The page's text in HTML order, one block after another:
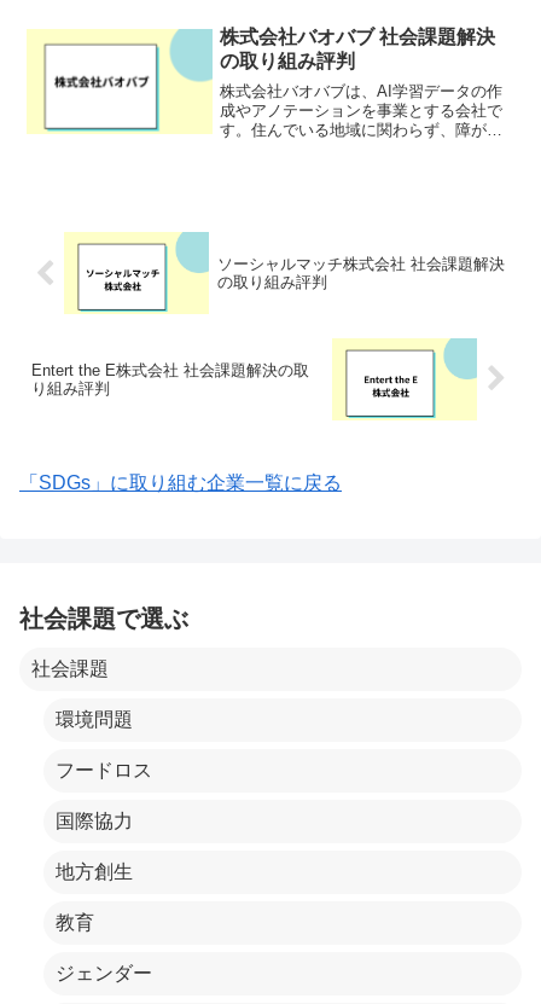
た問題に直面しています。そんな社会課
題に取り組むべく、再生...
株式会社バオバブ 社会課題解決
の取り組み評判
株式会社バオバブは、AI学習データの作
成やアノテーションを事業とする会社で
す。住んでいる地域に関わらず、障がい
ソーシャルマッチ株式会社 社会課題解決
の取り組み評判
Entert the E株式会社 社会課題解決の取
り組み評判
「SDGs」に取り組む企業一覧に戻る
社会課題で選ぶ
社会課題
環境問題
フードロス
国際協力
地方創生
教育
ジェンダー